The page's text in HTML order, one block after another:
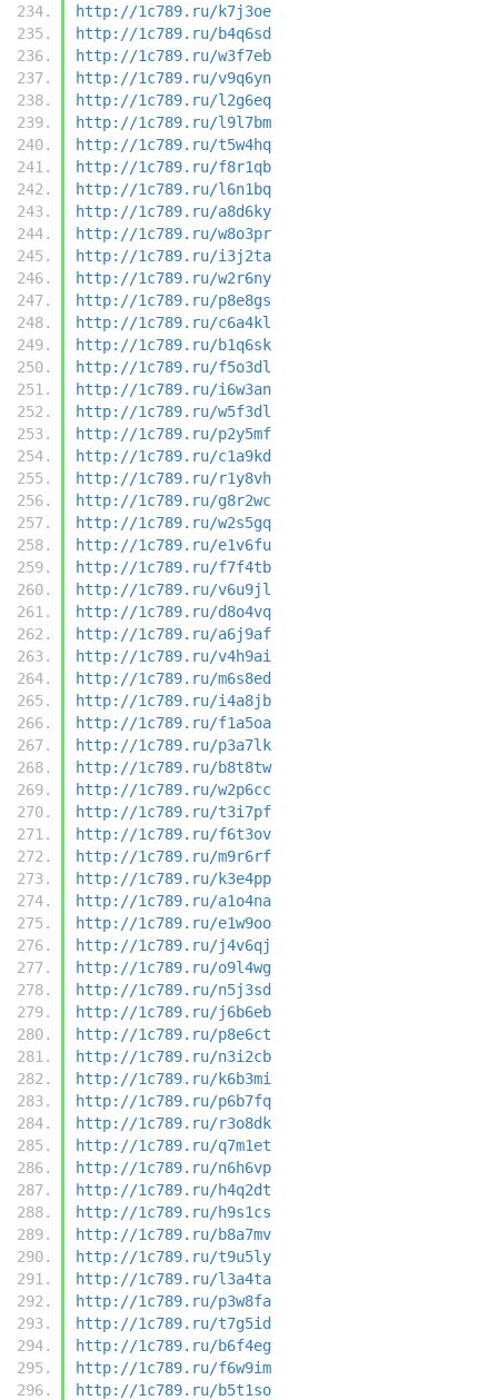
http://1c789.ru/k7j3oe
http://1c789.ru/b4q6sd
http://1c789.ru/w3f7eb
http://1c789.ru/v9q6yn
http://1c789.ru/l2g6eq
http://1c789.ru/l9l7bm
http://1c789.ru/t5w4hq
http://1c789.ru/f8r1qb
http://1c789.ru/l6n1bq
http://1c789.ru/a8d6ky
http://1c789.ru/w8o3pr
http://1c789.ru/i3j2ta
http://1c789.ru/w2r6ny
http://1c789.ru/p8e8gs
http://1c789.ru/c6a4kl
http://1c789.ru/b1q6sk
http://1c789.ru/f5o3dl
http://1c789.ru/i6w3an
http://1c789.ru/w5f3dl
http://1c789.ru/p2y5mf
http://1c789.ru/c1a9kd
http://1c789.ru/r1y8vh
http://1c789.ru/g8r2wc
http://1c789.ru/w2s5gq
http://1c789.ru/e1v6fu
http://1c789.ru/f7f4tb
http://1c789.ru/v6u9jl
http://1c789.ru/d8o4vq
http://1c789.ru/a6j9af
http://1c789.ru/v4h9ai
http://1c789.ru/m6s8ed
http://1c789.ru/i4a8jb
http://1c789.ru/f1a5oa
http://1c789.ru/p3a7lk
http://1c789.ru/b8t8tw
http://1c789.ru/w2p6cc
http://1c789.ru/t3i7pf
http://1c789.ru/f6t3ov
http://1c789.ru/m9r6rf
http://1c789.ru/k3e4pp
http://1c789.ru/a1o4na
http://1c789.ru/e1w9oo
http://1c789.ru/j4v6qj
http://1c789.ru/o9l4wg
http://1c789.ru/n5j3sd
http://1c789.ru/j6b6eb
http://1c789.ru/p8e6ct
http://1c789.ru/n3i2cb
http://1c789.ru/k6b3mi
http://1c789.ru/p6b7fq
http://1c789.ru/r3o8dk
http://1c789.ru/q7m1et
http://1c789.ru/n6h6vp
http://1c789.ru/h4q2dt
http://1c789.ru/h9s1cs
http://1c789.ru/b8a7mv
http://1c789.ru/t9u5ly
http://1c789.ru/l3a4ta
http://1c789.ru/p3w8fa
http://1c789.ru/t7g5id
http://1c789.ru/b6f4eg
http://1c789.ru/f6w9im
http://1c789.ru/b5t1so